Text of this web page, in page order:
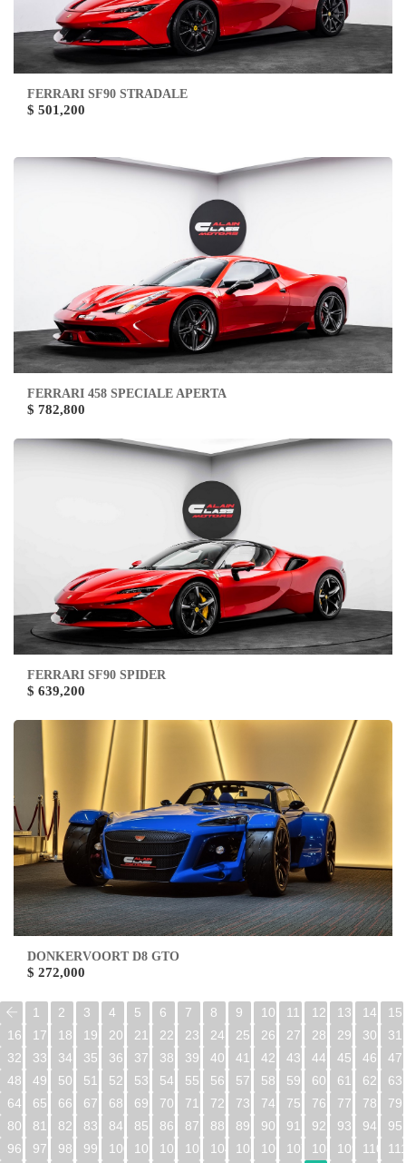
FERRARI SF90 STRADALE
$ 501,200
FERRARI 458 SPECIALE APERTA
$ 782,800
FERRARI SF90 SPIDER
$ 639,200
DONKERVOORT D8 GTO
$ 272,000
1 2 3 4 5 6 7 8 9 10 11 12 13 14
15
16
17 18 19 20 21 22 23 24 25 26 27 28 29 30
31
32
33 34 35 36 37 38 39 40 41 42 43 44 45 46
47
48
49 50 51 52 53 54 55 56 57 58 59 60 61 62
63
64
65 66 67 68 69 70 71 72 73 74 75 76 77 78
79
80
81 82 83 84 85 86 87 88 89 90 91 92 93 94
95
96
97 98 99 100 101 102 103 104 105 106 107 108 109 110